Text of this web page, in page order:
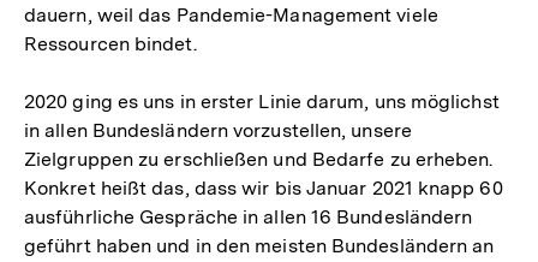
dauern, weil das Pandemie-Management viele
Ressourcen bindet.
2020 ging es uns in erster Linie darum, uns möglichst
in allen Bundesländern vorzustellen, unsere
Zielgruppen zu erschließen und Bedarfe zu erheben.
Konkret heißt das, dass wir bis Januar 2021 knapp 60
ausführliche Gespräche in allen 16 Bundesländern
geführt haben und in den meisten Bundesländern an